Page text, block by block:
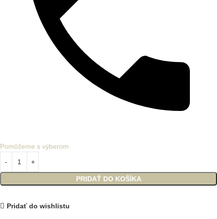
PRIDAŤ DO KOŠÍKA
Pomôžeme s výberom
Pridať do wishlistu